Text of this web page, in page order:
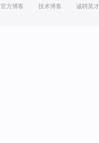
官方博客 技术博客 诚聘英才